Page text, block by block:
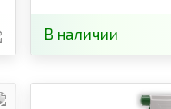
В наличии